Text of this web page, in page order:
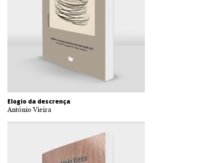
Elogio da descrença
António Vieira